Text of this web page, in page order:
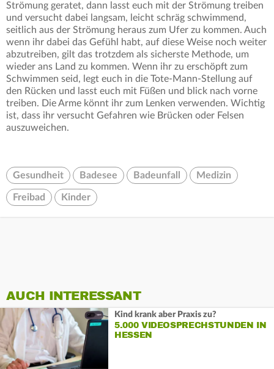
Strömung geratet, dann lasst euch mit der Strömung treiben
und versucht dabei langsam, leicht schräg schwimmend,
seitlich aus der Strömung heraus zum Ufer zu kommen. Auch
wenn ihr dabei das Gefühl habt, auf diese Weise noch weiter
abzutreiben, gilt das trotzdem als sicherste Methode, um
wieder ans Land zu kommen. Wenn ihr zu erschöpft zum
Schwimmen seid, legt euch in die Tote-Mann-Stellung auf
den Rücken und lasst euch mit Füßen und blick nach vorne
treiben. Die Arme könnt ihr zum Lenken verwenden. Wichtig
ist, dass ihr versucht Gefahren wie Brücken oder Felsen
auszuweichen.
Gesundheit Badesee Badeunfall Medizin
Freibad Kinder
AUCH INTERESSANT
Kind krank aber Praxis zu?
5.000 VIDEOSPRECHSTUNDEN IN
HESSEN